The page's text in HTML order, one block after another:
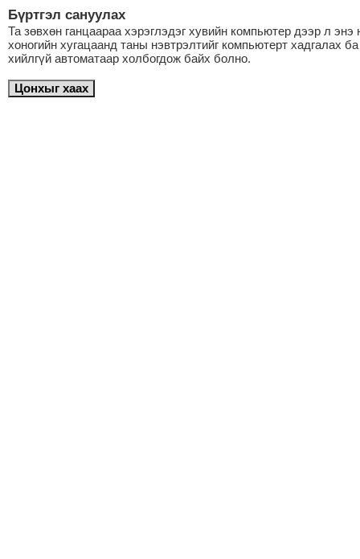
Бүртгэл сануулах
Та зөвхөн ганцаараа хэрэглэдэг хувийн компьютер дээр л
хоногийн хугацаанд таны нэвтрэлтийг компьютерт хадгалах
хийлгүй автоматаар холбогдож байх болно.